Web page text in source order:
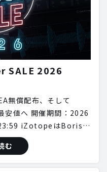
SALE 2026
無償配布、そして
値へ 開催期間：2026
iZotopeはBoris…
む